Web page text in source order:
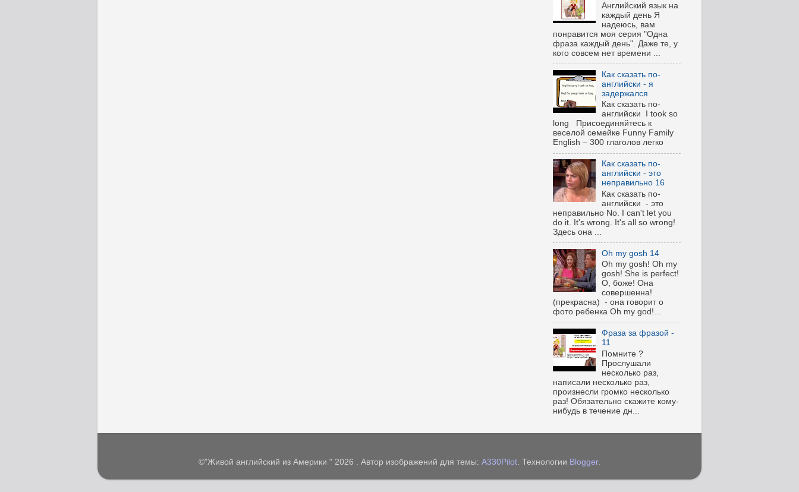
Английский язык на
каждый день Я
надеюсь, вам
понравится моя серия "Одна
фраза каждый день". Даже те, у
кого совсем нет времени ...
Как сказать по-
английски - я
задержался
Как сказать по-
английски I took so
long Присоединяйтесь к
веселой семейке Funny Family
English – 300 глаголов легко
Как сказать по-
английски - это
неправильно 16
Как сказать по-
английски - это
неправильно No. I can't let you
do it. It's wrong. It's all so wrong!
Здесь она ...
Oh my gosh 14
Oh my gosh! Oh my
gosh! She is perfect!
О, боже! Она
совершенна!
(прекрасна) - она говорит о
фото ребенка Oh my god!...
Фраза за фразой -
11
Помните ?
Прослушали
несколько раз,
написали несколько раз,
произнесли громко несколько
раз! Обязательно скажите кому-
нибудь в течение дн...
©"Живой английский из Америки " 2026 . Автор изображений для темы: A330Pilot. Технологии Blogger.